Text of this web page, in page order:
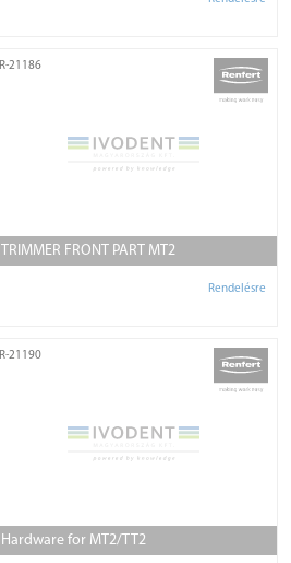
R-21186
TRIMMER FRONT PART MT2
Rendelésre
R-21190
Hardware for MT2/TT2